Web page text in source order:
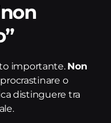
importante. Non
o
distinguere tra